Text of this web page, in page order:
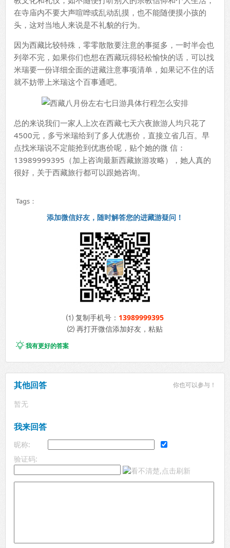
在寺庙内不要大声喧哗或乱动乱摸，也不能随便摸小孩的
头，这对当地人来说是不礼貌的行为。
因为西藏比较特殊，零零散散要注意的事挺多，一时半会也
列举不完，如果你们也想在西藏玩得轻松愉快的话，可以找
米瑞要一份详细全面的进藏注意事项清单，如果记不住的话
就不妨带上米瑞这个百事通吧。
总的来说我们一家人上次在西藏七天六夜旅游人均只花了
4500元，多亏米瑞给到了多人优惠价，直接立省几百。早
点找米瑞说不定能抢到优惠价呢，贴个她的微 信：
13989999395（加上咨询最新西藏旅游攻略），她人真的
很好，关于西藏旅行都可以跟她咨询。
Tags：
添加微信好友，随时解答您的进藏游疑问！
⑴ 复制手机号： 13989999395
⑵ 再打开微信添加好友，粘贴
我有更好的答案
其他回答 你也可以参与！
暂无
我来回答
昵称:
验证码: